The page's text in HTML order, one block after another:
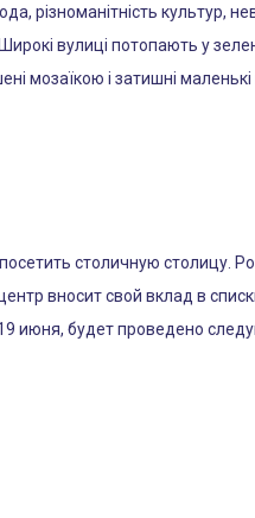
різноманітність культур,
вулиці потопають у
мозаїкою і затишні
столичную
вносит свой вклад в
будет проведено